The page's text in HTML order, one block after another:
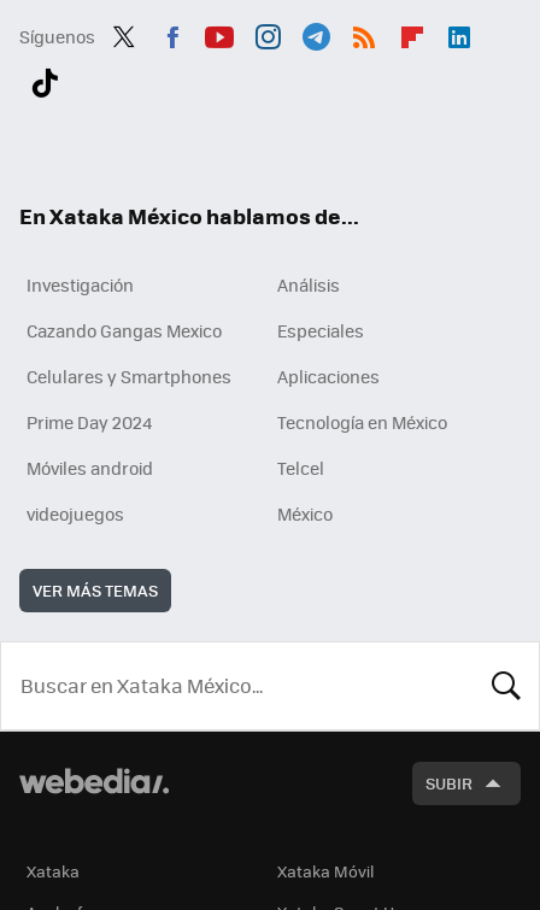
Síguenos
En Xataka México hablamos de...
Investigación
Análisis
Cazando Gangas Mexico
Especiales
Celulares y Smartphones
Aplicaciones
Prime Day 2024
Tecnología en México
Móviles android
Telcel
videojuegos
México
VER MÁS TEMAS
SUBIR
Xataka
Xataka Móvil